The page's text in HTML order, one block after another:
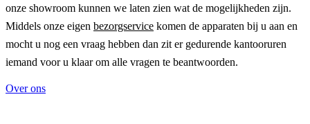
onze showroom kunnen we laten zien wat de mogelijkheden zijn.
Middels onze eigen bezorgservice komen de apparaten bij u aan en
mocht u nog een vraag hebben dan zit er gedurende kantooruren
iemand voor u klaar om alle vragen te beantwoorden.
Over ons